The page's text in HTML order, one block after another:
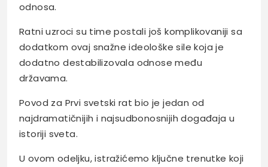
odnosa.
Ratni uzroci su time postali još komplikovaniji sa
dodatkom ovaj snažne ideološke sile koja je
dodatno destabilizovala odnose među
državama.
Povod za Prvi svetski rat bio je jedan od
najdramatičnijih i najsudbonosnijih događaja u
istoriji sveta.
U ovom odeljku, istražićemo ključne trenutke koji